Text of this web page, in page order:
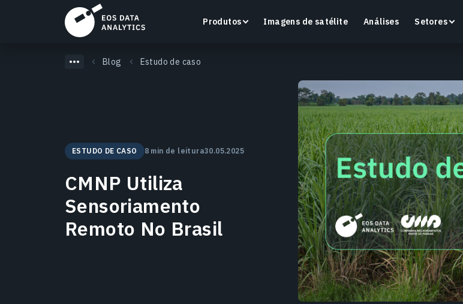
Produtos
Pesquise, visualize e analise imagens de satélite
diretamente no seu navegador.
Saiba mais
Crop Monitoring
Monitore a saúde das culturas e as
campos com uma plataforma inteligente
agricultura de precisão.
Saiba mais
Imagens de satélite Análises Setores
Blog Estudo de caso
ESTUDO DE CASO 8 min de leitura30.05.2025
CMNP Utiliza
Sensoriamento
Remoto No Brasil